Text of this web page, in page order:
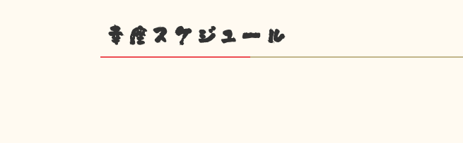
幸座スケジュール